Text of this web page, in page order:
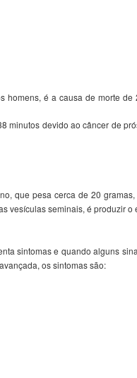
homens, é a causa de morte
minutos devido ao câncer de
que pesa cerca de 20
vesículas seminais, é produzir o
sintomas e quando alguns
os sintomas são: